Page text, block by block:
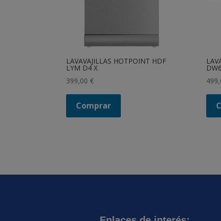
LAVAVAJILLAS HOTPOINT HDF
LYM D4 X
399,00 €
Comprar